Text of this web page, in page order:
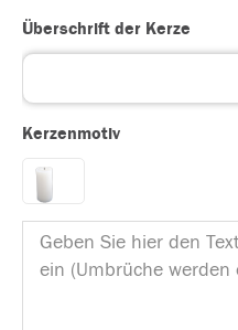
Überschrift der Kerze
Kerzenmotiv